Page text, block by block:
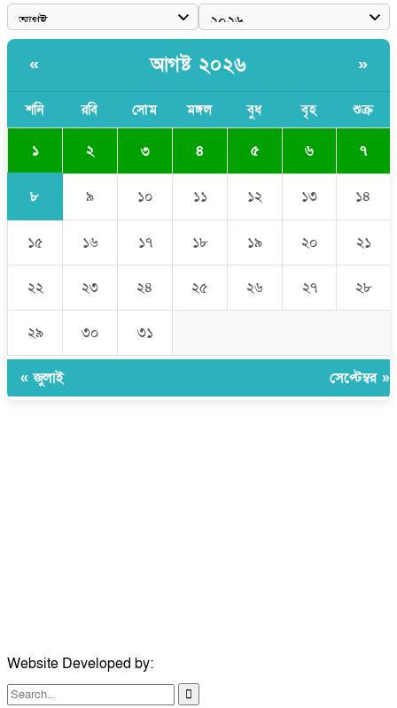
বাংলাদেশী কর্মীদের আকামা নিয়ে বড় সুখবর দিলো সৌদি সরকার
ওয়াজেদ জয়
সাকিব আল হাসানের বাড়িতে আগুন, পেট্রলবোমা বিস্ফোরণ
« আগষ্ট ২০২৬ »
শনি রবি সোম মঙ্গল বুধ বৃহ শুক্র
১ ২ ৩ ৪ ৫ ৬ ৭
৮ ৯ ১০ ১১ ১২ ১৩ ১৪
১৫ ১৬ ১৭ ১৮ ১৯ ২০ ২১
২২ ২৩ ২৪ ২৫ ২৬ ২৭ ২৮
২৯ ৩০ ৩১
« জুলাই সেপ্টেম্বর »
Website Developed by: